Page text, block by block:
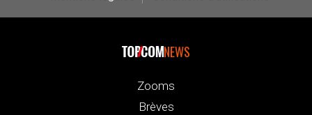
NEWS
Zooms
Brèves